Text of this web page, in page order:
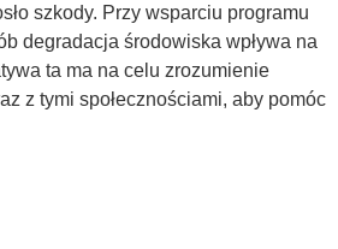
szkody. Przy wsparciu programu
degradacja środowiska wpływa na
ta ma na celu zrozumienie
z tymi społecznościami, aby pomóc